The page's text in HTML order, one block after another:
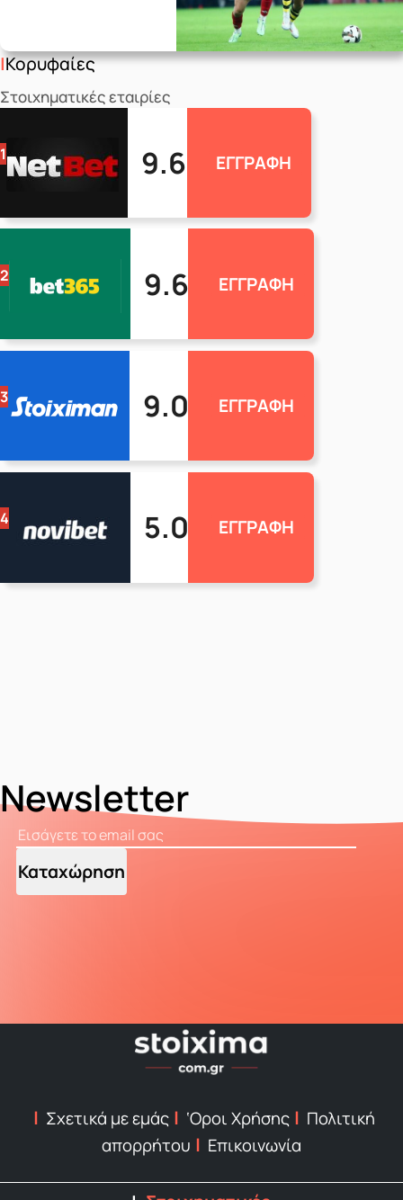
Κορυφαίες
Στοιχηματικές εταιρίες
1 9.6 ΕΓΓΡΑΦΗ
2 9.6 ΕΓΓΡΑΦΗ
3 9.0 ΕΓΓΡΑΦΗ
4 5.0 ΕΓΓΡΑΦΗ
Newsletter
Καταχώρηση
Σχετικά με εμάς ‘Οροι Χρήσης
Πολιτική
απορρήτου
Επικοινωνία